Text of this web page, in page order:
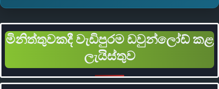
මිනිත්තුවකදී වැඩිපුරම ඩවුන්ලෝඩ් කළ
ලැයිස්තුව